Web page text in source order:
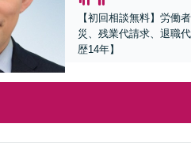
【初回相談無料】労働
災、残業代請求、退職
歴14年】